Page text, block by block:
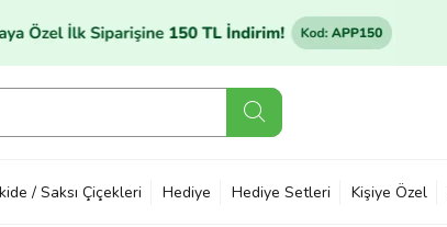
/ Saksı Çiçekleri Hediye Hediye Setleri Kişiye Özel